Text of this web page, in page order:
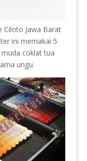
Ciloto Jawa Barat
ini memakai 5
coklat tua
ungu.